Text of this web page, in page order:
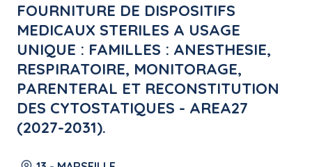
FOURNITURE DE DISPOSITIFS
MEDICAUX STERILES A USAGE
UNIQUE : FAMILLES : ANESTHESIE,
RESPIRATOIRE, MONITORAGE,
PARENTERAL ET RECONSTITUTION
DES CYTOSTATIQUES - AREA27
(2027-2031).